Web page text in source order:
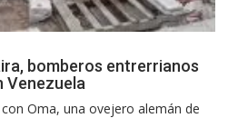
bomberos entrerrianos
Venezuela
Oma, una ovejero alemán de